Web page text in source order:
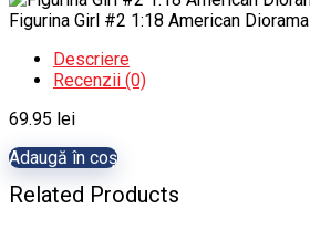
Figurina Girl #2 1:18 American Diorama
Descriere
Recenzii (0)
69.95 lei
Adaugă în coș
Related Products